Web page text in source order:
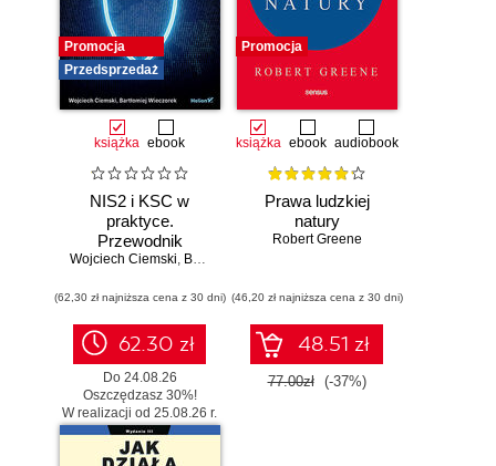
Promocja
Przedsprzedaż
książka ebook
NIS2 i KSC w
praktyce.
Przewodnik
wdrożeniowy dla
Wojciech Ciemski, Bartłomiej Wieczorek
(62,30 zł najniższa cena z 30 dni)
62.30 zł
Do 24.08.26
Oszczędzasz 30%!
W realizacji od 25.08.26 r.
Promocja
książka ebook audiobook
Prawa ludzkiej
natury
Robert Greene
(46,20 zł najniższa cena z 30 dni)
48.51 zł
77.00zł (-37%)